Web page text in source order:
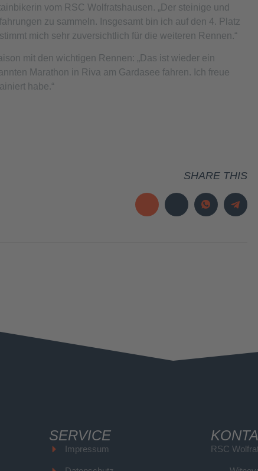
vom RSC Wolfratshausen. „Der steinige und
zu sammeln. Insgesamt bin ich auf den 4. Platz
mich sehr zuversichtlich für die weiteren Rennen.“
mit den wichtigen Rennen: „Das ist wieder ein
Marathon in Riva am Gardasee fahren. Ich freue
habe.“
SHARE THIS
SERVICE
Impressum RSC